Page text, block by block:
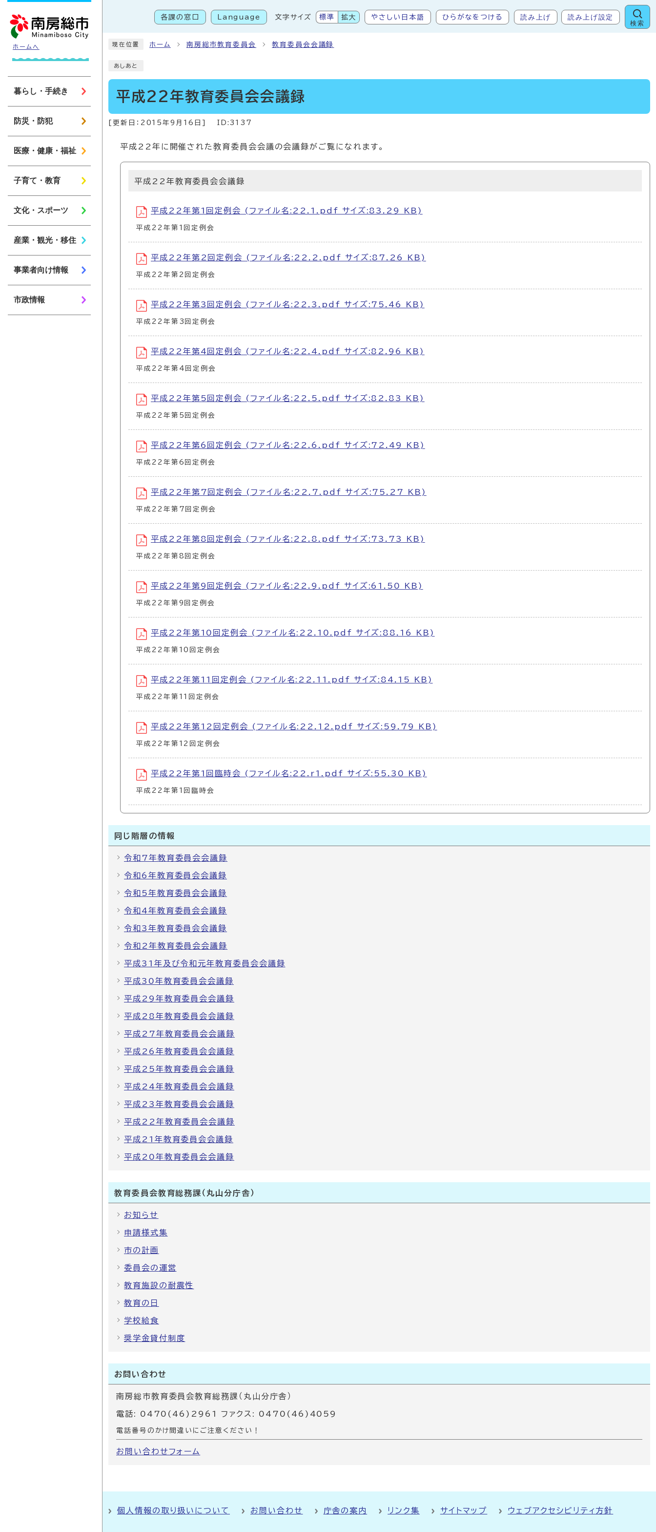
各課の窓口 Language 文字サイズ 標準 拡大 やさしい日本語 ひらがなをつける 読み上げ 読み上げ設定
検索
ホームへ
暮らし・手続き
防災・防犯
医療・健康・福祉
子育て・教育
文化・スポーツ
産業・観光・移住
事業者向け情報
市政情報
現在位置 ホーム 南房総市教育委員会 教育委員会会議録
あしあと
平成22年教育委員会会議録
[更新日： 2015年9月16日 ID:3137
平成22年に開催された教育委員会会議の会議録がご覧になれます。
平成22年教育委員会会議録
平成22年第1回定例会 (ファイル名:22.1.pdf サイズ:83.29 KB)
平成22年第1回定例会
平成22年第2回定例会 (ファイル名:22.2.pdf サイズ:87.26 KB)
平成22年第2回定例会
平成22年第3回定例会 (ファイル名:22.3.pdf サイズ:75.46 KB)
平成22年第3回定例会
平成22年第4回定例会 (ファイル名:22.4.pdf サイズ:82.96 KB)
平成22年第4回定例会
平成22年第5回定例会 (ファイル名:22.5.pdf サイズ:82.83 KB)
平成22年第5回定例会
平成22年第6回定例会 (ファイル名:22.6.pdf サイズ:72.49 KB)
平成22年第6回定例会
平成22年第7回定例会 (ファイル名:22.7.pdf サイズ:75.27 KB)
平成22年第7回定例会
平成22年第8回定例会 (ファイル名:22.8.pdf サイズ:73.73 KB)
平成22年第8回定例会
平成22年第9回定例会 (ファイル名:22.9.pdf サイズ:61.50 KB)
平成22年第9回定例会
平成22年第10回定例会 (ファイル名:22.10.pdf サイズ:88.16 KB)
平成22年第10回定例会
平成22年第11回定例会 (ファイル名:22.11.pdf サイズ:84.15 KB)
平成22年第11回定例会
平成22年第12回定例会 (ファイル名:22.12.pdf サイズ:59.79 KB)
平成22年第12回定例会
平成22年第1回臨時会 (ファイル名:22.r1.pdf サイズ:55.30 KB)
平成22年第1回臨時会
同じ階層の情報
令和7年教育委員会会議録
令和6年教育委員会会議録
令和5年教育委員会会議録
令和4年教育委員会会議録
令和3年教育委員会会議録
令和2年教育委員会会議録
平成31年及び令和元年教育委員会会議録
平成30年教育委員会会議録
平成29年教育委員会会議録
平成28年教育委員会会議録
平成27年教育委員会会議録
平成26年教育委員会会議録
平成25年教育委員会会議録
平成24年教育委員会会議録
平成23年教育委員会会議録
平成22年教育委員会会議録
平成21年教育委員会会議録
平成20年教育委員会会議録
教育委員会教育総務課（丸山分庁舎）
お知らせ
申請様式集
市の計画
委員会の運営
教育施設の耐震性
教育の日
学校給食
奨学金貸付制度
お問い合わせ
南房総市教育委員会教育総務課（丸山分庁舎）
電話: 0470(46)2961 ファクス: 0470(46)4059
電話番号のかけ間違いにご注意ください！
お問い合わせフォーム
個人情報の取り扱いについて お問い合わせ 庁舎の案内 リンク集 サイトマップ ウェブアクセシビリティ方針